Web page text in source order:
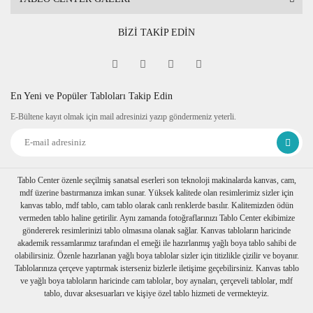
BİZİ TAKİP EDİN
En Yeni ve Popüler Tabloları Takip Edin
E-Bültene kayıt olmak için mail adresinizi yazıp göndermeniz yeterli.
Tablo Center özenle seçilmiş sanatsal eserleri son teknoloji makinalarda kanvas, cam,
mdf üzerine bastırmanıza imkan sunar. Yüksek kalitede olan resimlerimiz sizler için
kanvas tablo, mdf tablo, cam tablo olarak canlı renklerde basılır. Kalitemizden ödün
vermeden tablo haline getirilir. Aynı zamanda fotoğraflarınızı Tablo Center ekibimize
göndererek resimlerinizi tablo olmasına olanak sağlar. Kanvas tabloların haricinde
akademik ressamlarımız tarafından el emeği ile hazırlanmış yağlı boya tablo sahibi de
olabilirsiniz. Özenle hazırlanan yağlı boya tablolar sizler için titizlikle çizilir ve boyanır.
Tablolarınıza çerçeve yaptırmak isterseniz bizlerle iletişime geçebilirsiniz. Kanvas tablo
ve yağlı boya tabloların haricinde cam tablolar, boy aynaları, çerçeveli tablolar, mdf
tablo, duvar aksesuarları ve kişiye özel tablo hizmeti de vermekteyiz.